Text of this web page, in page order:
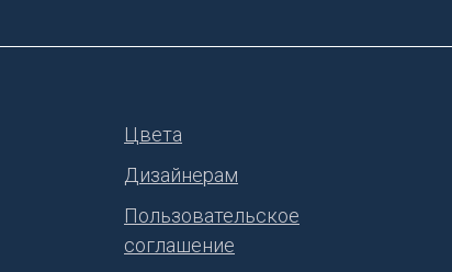
Цвета
Дизайнерам
Пользовательское
соглашение